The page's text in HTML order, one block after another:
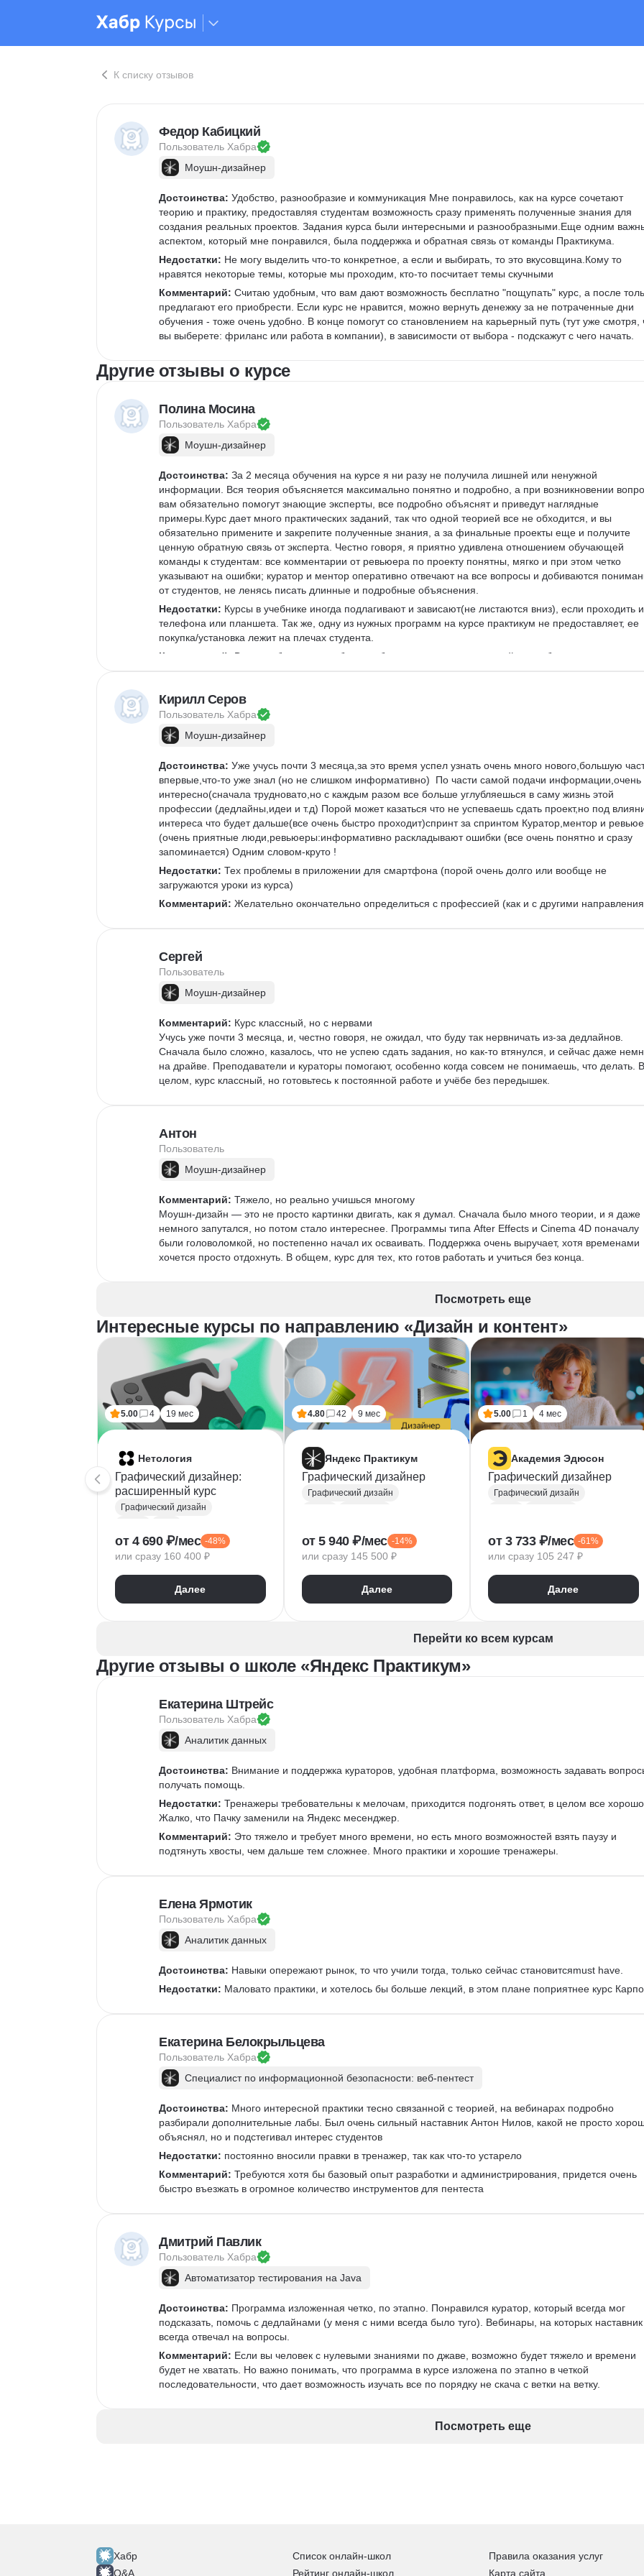
К списку отзывов
Федор Кабицкий
Пользователь Хабра
Моушн-дизайнер
Достоинства: Удобство, разнообразие и коммуникация Мне понравилось, как на курсе сочетают
теорию и практику, предоставляя студентам возможность сразу применять полученные знания для
создания реальных проектов. Задания курса были интересными и разнообразными.Еще одним
аспектом, который мне понравился, была поддержка и обратная связь от команды Практикума.
Недостатки: Не могу выделить что-то конкретное, а если и выбирать, то это вкусовщина.Кому то
нравятся некоторые темы, которые мы проходим, кто-то посчитает темы скучными
Комментарий: Считаю удобным, что вам дают возможность бесплатно "пощупать" курс, а после
предлагают его приобрести. Если курс не нравится, можно вернуть денежку за не потраченные дни
обучения - тоже очень удобно. В конце помогут со становлением на карьерный путь (тут уже смотря,
вы выберете: фриланс или работа в компании), в зависимости от выбора - подскажут с чего начать.
Другие отзывы о курсе
Полина Мосина
Пользователь Хабра
Моушн-дизайнер
Достоинства: За 2 месяца обучения на курсе я ни разу не получила лишней или ненужной
информации. Вся теория объясняется максимально понятно и подробно, а при возникновении
вам обязательно помогут знающие эксперты, все подробно объяснят и приведут наглядные
примеры.Курс дает много практических заданий, так что одной теорией все не обходится, и вы
обязательно примените и закрепите полученные знания, а за финальные проекты еще и получите
ценную обратную связь от эксперта. Честно говоря, я приятно удивлена отношением обучающей
команды к студентам: все комментарии от ревьюера по проекту понятны, мягко и при этом четко
указывают на ошибки; куратор и ментор оперативно отвечают на все вопросы и добиваются
от студентов, не ленясь писать длинные и подробные объяснения.
Недостатки: Курсы в учебнике иногда подлагивают и зависают(не листаются вниз), если проходить
телефона или планшета. Так же, одну из нужных программ на курсе практикум не предоставляет, ее
покупка/установка лежит на плечах студента.
Комментарий:
Вам не обязательно обладать базовыми знаниями о дизайне, чтобы начать проходить
Кирилл Серов
Пользователь Хабра
Моушн-дизайнер
Достоинства: Уже учусь почти 3 месяца,за это время успел узнать очень много нового,большую
впервые,что-то уже знал (но не слишком информативно)  По части самой подачи информации,очень
интересно(сначала трудновато,но с каждым разом все больше углубляешься в саму жизнь этой
профессии (дедлайны,идеи и т.д) Порой может казаться что не успеваешь сдать проект,но под
интереса что будет дальше(все очень быстро проходит)спринт за спринтом Куратор,ментор и
(очень приятные люди,ревьюеры:информативно раскладывают ошибки (все очень понятно и сразу
запоминается) Одним словом-круто !
Недостатки: Тех проблемы в приложении для смартфона (порой очень долго или вообще не
загружаются уроки из курса)
Комментарий: Желательно окончательно определиться с профессией (как и с другими
Сергей
Пользователь
Моушн-дизайнер
Комментарий: Курс классный, но с нервами
Учусь уже почти 3 месяца, и, честно говоря, не ожидал, что буду так нервничать из-за дедлайнов.
Сначала было сложно, казалось, что не успею сдать задания, но как-то втянулся, и сейчас даже
на драйве. Преподаватели и кураторы помогают, особенно когда совсем не понимаешь, что делать. В
целом, курс классный, но готовьтесь к постоянной работе и учёбе без передышек.
Антон
Пользователь
Моушн-дизайнер
Комментарий: Тяжело, но реально учишься многому
Моушн-дизайн — это не просто картинки двигать, как я думал. Сначала было много теории, и я даже
немного запутался, но потом стало интереснее. Программы типа After Effects и Cinema 4D поначалу
были головоломкой, но постепенно начал их осваивать. Поддержка очень выручает, хотя временами
хочется просто отдохнуть. В общем, курс для тех, кто готов работать и учиться без конца.
Посмотреть еще
Интересные курсы по направлению «Дизайн и контент»
5.00 4 19 мес
Нетология
Графический дизайнер:
расширенный курс
Графический дизайн
Photoshop
Adobe Illustrator
Типографика
Cinema 4D
InDesign
Дизайн баннеров
Бренд-дизайн
Верстка полиграфической продукции
Разработка фирменного стиля
Создание анимации
Брендинг
Microsoft PowerPoint
Дизайн текста
Google Slides
от 4 690 ₽/мес -48%
или сразу 160 400 ₽
Далее
4.80 42 9 мес
Яндекс Практикум
Графический дизайнер
Графический дизайн
Типографика
Векторная графика
Презентации
Анализ целевой аудитории
от 5 940 ₽/мес -14%
или сразу 145 500 ₽
Далее
5.00 1 4 мес
Академия Эдюсон
Графический дизайнер
Графический дизайн
Типографика
Векторная графика
Дизайн баннеров
от 3 733 ₽/мес -61%
или сразу 105 247 ₽
Далее
Перейти ко всем курсам
Другие отзывы о школе «Яндекс Практикум»
Екатерина Штрейс
Пользователь Хабра
Аналитик данных
Достоинства: Внимание и поддержка кураторов, удобная платформа, возможность задавать
получать помощь.
Недостатки: Тренажеры требовательны к мелочам, приходится подгонять ответ, в целом все хорошо.
Жалко, что Пачку заменили на Яндекс месенджер.
Комментарий: Это тяжело и требует много времени, но есть много возможностей взять паузу и
подтянуть хвосты, чем дальше тем сложнее. Много практики и хорошие тренажеры.
Елена Ярмотик
Пользователь Хабра
Аналитик данных
Достоинства: Навыки опережают рынок, то что учили тогда, только сейчас становитсяmust have.
Недостатки: Маловато практики, и хотелось бы больше лекций, в этом плане поприятнее курс
Екатерина Белокрыльцева
Пользователь Хабра
Специалист по информационной безопасности: веб-пентест
Достоинства: Много интересной практики тесно связанной с теорией, на вебинарах подробно
разбирали дополнительные лабы. Был очень сильный наставник Антон Нилов, какой не просто
объяснял, но и подстегивал интерес студентов
Недостатки: постоянно вносили правки в тренажер, так как что-то устарело
Комментарий: Требуются хотя бы базовый опыт разработки и администрирования, придется очень
быстро въезжать в огромное количество инструментов для пентеста
Дмитрий Павлик
Пользователь Хабра
Автоматизатор тестирования на Java
Достоинства: Программа изложенная четко, по этапно. Понравился куратор, который всегда мог
подсказать, помочь с дедлайнами (у меня с ними всегда было туго). Вебинары, на которых наставник
всегда отвечал на вопросы.
Комментарий: Если вы человек с нулевыми знаниями по джаве, возможно будет тяжело и времени
будет не хватать. Но важно понимать, что программа в курсе изложена по этапно в четкой
последовательности, что дает возможность изучать все по порядку не скача с ветки на ветку.
Посмотреть еще
Хабр
Q&A
Список онлайн-школ
Рейтинг онлайн-школ
Правила оказания услуг
Карта сайта